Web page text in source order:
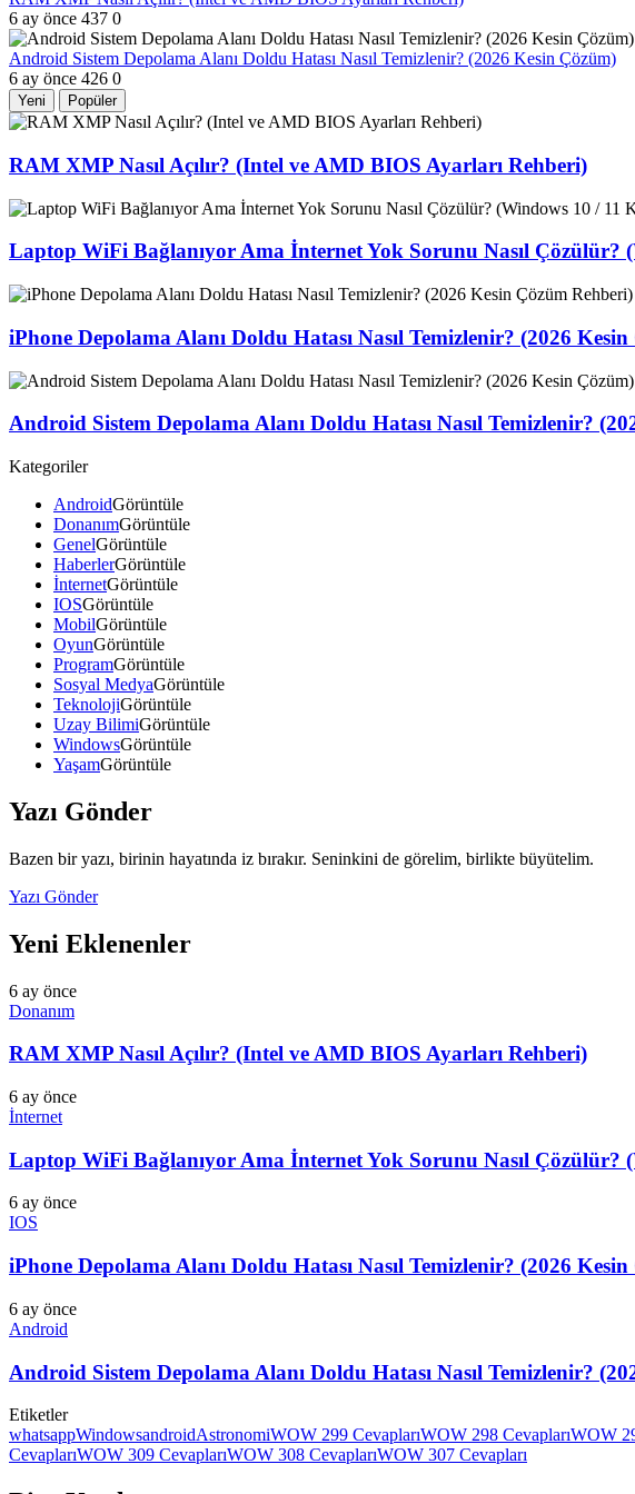
6 ay önce 437 0
Android Sistem Depolama Alanı Doldu Hatası Nasıl Temizlenir? (2026 Kesin Çözüm)
6 ay önce 426 0
Yeni Popüler
RAM XMP Nasıl Açılır? (Intel ve AMD BIOS Ayarları Rehberi)
Laptop WiFi Bağlanıyor Ama İnternet Yok Sorunu Nasıl Çözülür?
iPhone Depolama Alanı Doldu Hatası Nasıl Temizlenir? (2026
Android Sistem Depolama Alanı Doldu Hatası Nasıl Temizlenir?
Kategoriler
AndroidGörüntüle
DonanımGörüntüle
GenelGörüntüle
HaberlerGörüntüle
İnternetGörüntüle
IOSGörüntüle
MobilGörüntüle
OyunGörüntüle
ProgramGörüntüle
Sosyal MedyaGörüntüle
TeknolojiGörüntüle
Uzay BilimiGörüntüle
WindowsGörüntüle
YaşamGörüntüle
Yazı Gönder
Bazen bir yazı, birinin hayatında iz bırakır. Seninkini de görelim, birlikte büyütelim.
Yazı Gönder
Yeni Eklenenler
6 ay önce
Donanım
RAM XMP Nasıl Açılır? (Intel ve AMD BIOS Ayarları Rehberi)
6 ay önce
İnternet
Laptop WiFi Bağlanıyor Ama İnternet Yok Sorunu Nasıl Çözülür?
6 ay önce
IOS
iPhone Depolama Alanı Doldu Hatası Nasıl Temizlenir? (2026
6 ay önce
Android
Android Sistem Depolama Alanı Doldu Hatası Nasıl Temizlenir?
Etiketler
whatsappWindowsandroidAstronomiWOW 299 CevaplarıWOW 298 CevaplarıWOW
CevaplarıWOW 309 CevaplarıWOW 308 CevaplarıWOW 307 Cevapları